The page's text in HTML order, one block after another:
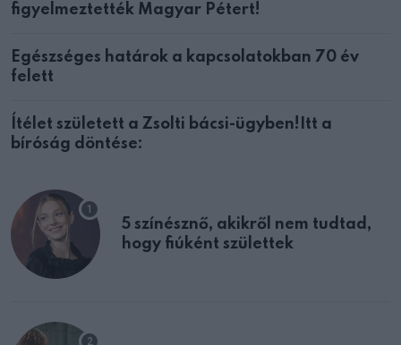
figyelmeztették Magyar Pétert!
Egészséges határok a kapcsolatokban 70 év
felett
Ítélet született a Zsolti bácsi-ügyben!Itt a
bíróság döntése:
5 színésznő, akikről nem tudtad,
hogy fiúként születtek